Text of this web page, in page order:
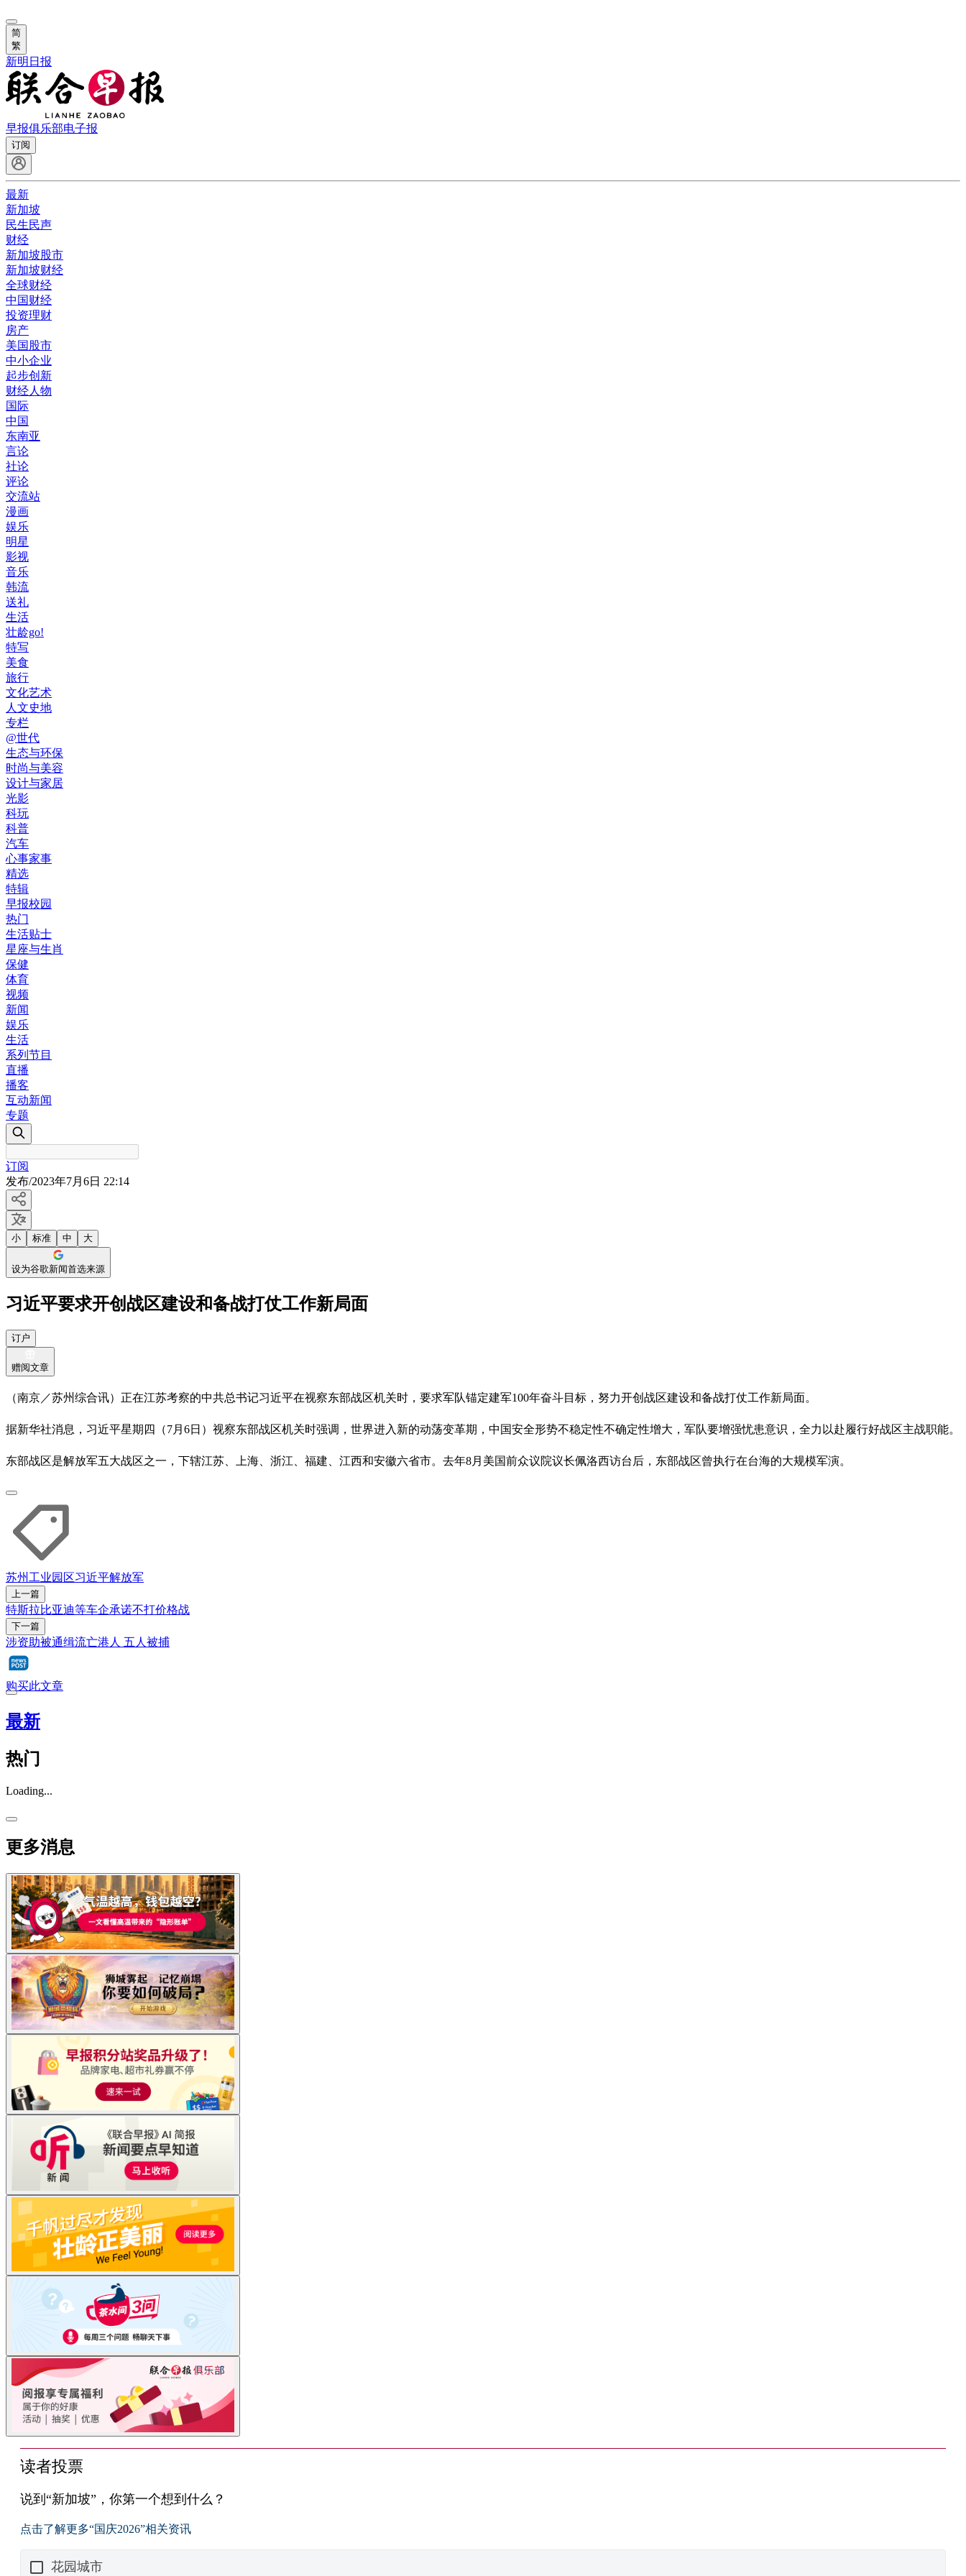
简
繁
新明日报
早报俱乐部电子报
订阅
最新
新加坡
民生民声
财经
新加坡股市
新加坡财经
全球财经
中国财经
投资理财
房产
美国股市
中小企业
起步创新
财经人物
国际
中国
东南亚
言论
社论
评论
交流站
漫画
娱乐
明星
影视
音乐
韩流
送礼
生活
壮龄go!
特写
美食
旅行
文化艺术
人文史地
专栏
@世代
生态与环保
时尚与美容
设计与家居
光影
科玩
科普
汽车
心事家事
精选
特辑
早报校园
热门
生活贴士
星座与生肖
保健
体育
视频
新闻
娱乐
生活
系列节目
直播
播客
互动新闻
专题
订阅
发布/2023年7月6日 22:14
小 标准 中 大
设为谷歌新闻首选来源
习近平要求开创战区建设和备战打仗工作新局面
订户
赠阅文章
（南京／苏州综合讯）正在江苏考察的中共总书记习近平在视察东部战区机关时，要求军队锚定建军100年奋斗目标，努力开创战区建设和备战打仗工作新局面。
据新华社消息，习近平星期四（7月6日）视察东部战区机关时强调，世界进入新的动荡变革期，中国安全形势不稳定性不确定性增大，军队要增强忧患意识，全力以赴履行好战区主战职能。
东部战区是解放军五大战区之一，下辖江苏、上海、浙江、福建、江西和安徽六省市。去年8月美国前众议院议长佩洛西访台后，东部战区曾执行在台海的大规模军演。
苏州工业园区习近平解放军
上一篇
特斯拉比亚迪等车企承诺不打价格战
下一篇
涉资助被通缉流亡港人 五人被捕
购买此文章
最新
热门
Loading...
更多消息